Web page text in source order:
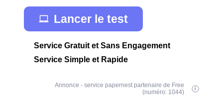
Lancer le test
Service Gratuit et Sans Engagement
Service Simple et Rapide
Annonce - service papernest partenaire de Free
(numéro: 1044)